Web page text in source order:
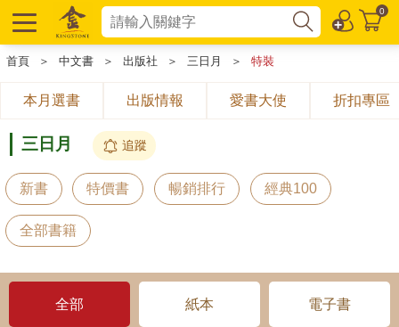
0
首頁 ＞ 中文書 ＞ 出版社 ＞ 三日月 ＞ 特裝
本月選書 出版情報 愛書大使 折扣專區
三日月 追蹤
新書 特價書 暢銷排行 經典100
全部書籍
全部 紙本 電子書